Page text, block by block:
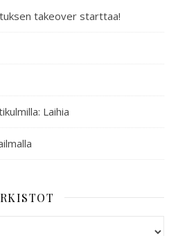
takeover starttaa!
Laihia